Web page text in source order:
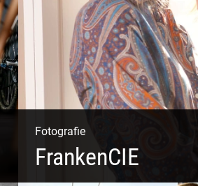
Fotografie
FrankenCIE